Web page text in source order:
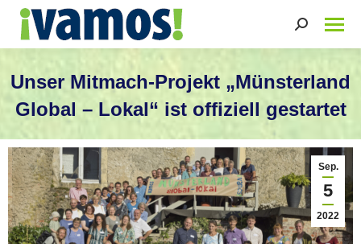
Search:
Unser Mitmach-Projekt „Münsterland
Global – Lokal“ ist offiziell gestartet
Sie befinden sich hier:
Sep.
5
2022